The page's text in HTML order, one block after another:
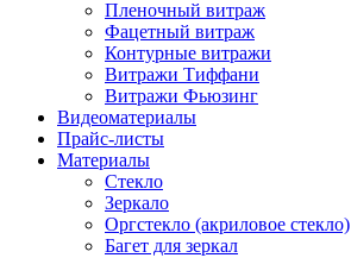
Пленочный витраж
Фацетный витраж
Контурные витражи
Витражи Тиффани
Витражи Фьюзинг
Видеоматериалы
Прайс-листы
Материалы
Стекло
Зеркало
Оргстекло (акриловое стекло)
Багет для зеркал